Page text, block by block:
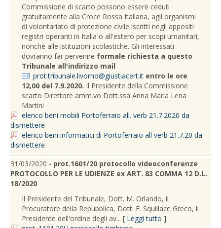
Commissione di scarto possono essere ceduti
gratuitamente alla Croce Rossa Italiana, agli organismi
di volontariato di protezione civile iscritti negli appositi
registri operanti in Italia o all'estero per scopi umanitari,
nonchè alle istituzioni scolastiche. Gli interessati
dovranno far pervenire formale richiesta a questo
Tribunale all'indirizzo mail
prot.tribunale.livorno@giustiacert.it entro le ore
12,00 del 7.9.2020. Il Presidente della Commissione
scarto Direttore amm.vo Dott.ssa Anna Maria Lena
Martini
elenco beni mobili Portoferraio all. verb 21.7.2020 da
dismettere
elenco beni informatici di Portoferraio all verb 21.7.20 da
dismettere
31/03/2020 - prot.1601/20 protocollo videoconferenze
PROTOCOLLO PER LE UDIENZE ex ART. 83 COMMA 12 D.L.
18/2020
Il Presidente del Tribunale, Dott. M. Orlando, il
Procuratore della Repubblica, Dott. E. Squillace Greco, il
Presidente dell'ordine degli av... [ Leggi tutto ]